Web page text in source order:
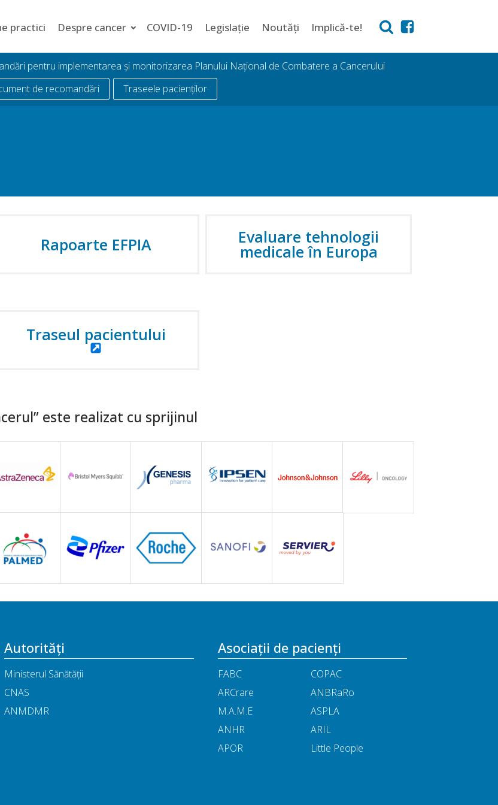
practici Despre cancer COVID-19 Legislație Noutăți Implică-te!
pentru implementarea și monitorizarea Planului Național de Combatere a Cancerului
de recomandări
Traseele pacienților
Rapoarte EFPIA Evaluare tehnologii
medicale în Europa
Traseul pacientului
este realizat cu sprijinul
Autorități
Ministerul Sănătății
CNAS
ANMDMR
Asociații de pacienți
FABC
COPAC
ARCrare
ANBRaRo
M.A.M.E
ASPLA
ANHR
ARIL
APOR
Little People